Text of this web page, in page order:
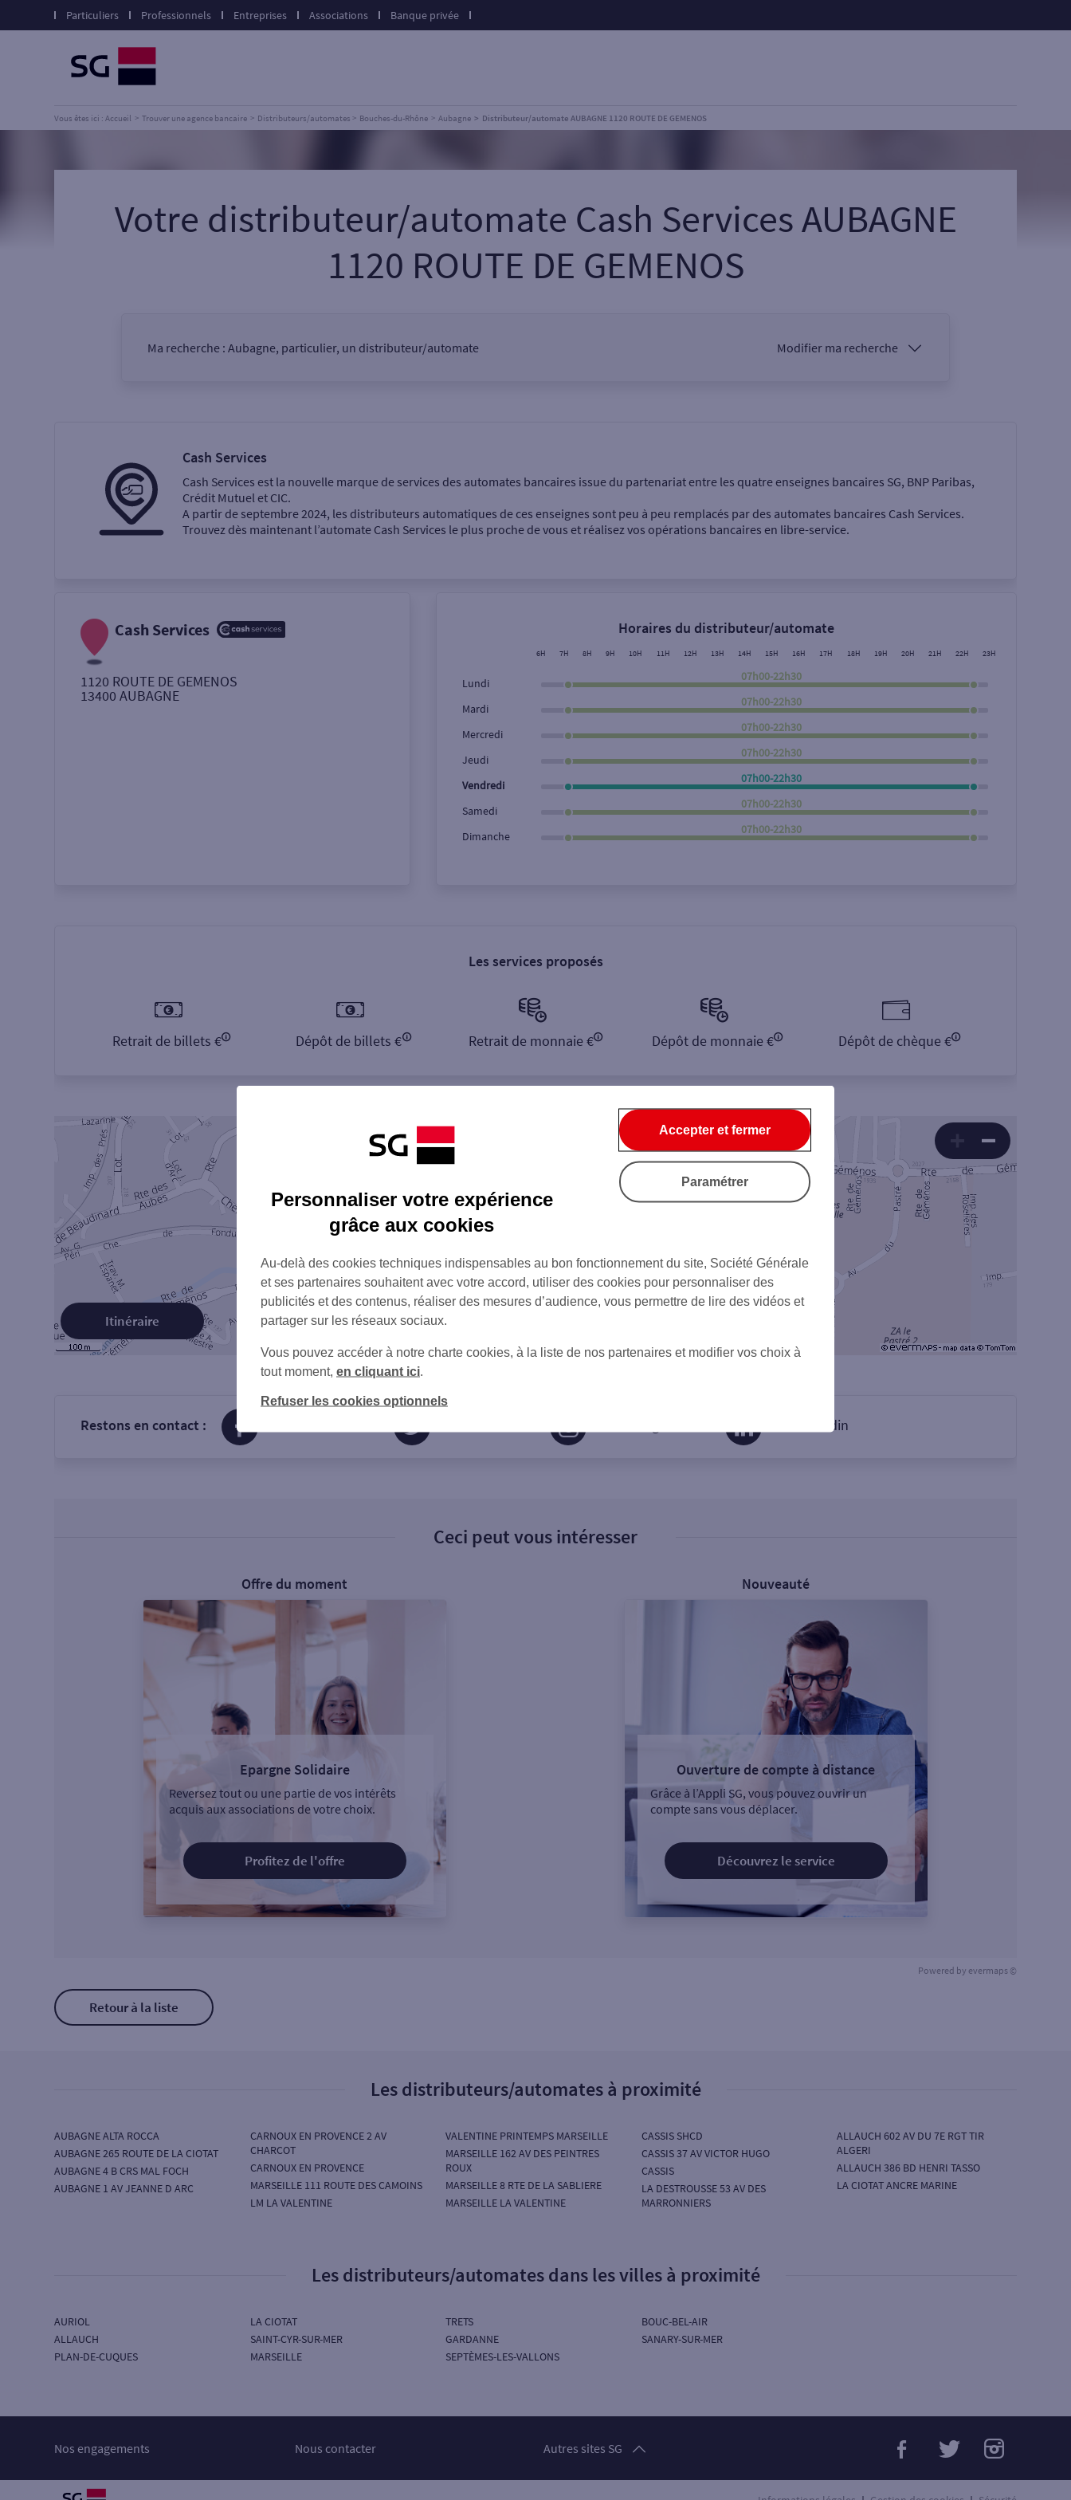
Particuliers Professionnels Entreprises Associations Banque privée
Vous êtes ici : Accueil Trouver une agence bancaire Distributeurs/automates Bouches-du-Rhône Aubagne Distributeur/automate AUBAGNE 1120 ROUTE DE GEMENOS
Votre distributeur/automate Cash Services AUBAGNE
1120 ROUTE DE GEMENOS
Ma recherche : Aubagne, particulier, un distributeur/automate Modifier ma recherche
Ma recherche
Retrait de billets €
Retrait de monnaie €
Rue Rechercher
Cash Services
Cash Services est la nouvelle marque de services des automates bancaires issue du partenariat entre les quatre enseignes bancaires SG, BNP Paribas,
Crédit Mutuel et CIC.
A partir de septembre 2024, les distributeurs automatiques de ces enseignes sont peu à peu remplacés par des automates bancaires Cash Services.
Trouvez dès maintenant l’automate Cash Services le plus proche de vous et réalisez vos opérations bancaires en libre-service.
Cash Services
1120 ROUTE DE GEMENOS
13400 AUBAGNE
Horaires du distributeur/automate
6H 7H 8H 9H 10H 11H 12H 13H 14H 15H 16H 17H 18H 19H 20H 21H 22H 23H
Lundi
07h00-22h30
Mardi
07h00-22h30
Mercredi
07h00-22h30
Jeudi
07h00-22h30
Vendredi
07h00-22h30
Samedi
07h00-22h30
Dimanche
07h00-22h30
Les services proposés
Retrait de billets € Dépôt de billets € Retrait de monnaie € Dépôt de monnaie € Dépôt de chèque €
Itinéraire
Restons en contact : sur Linkedin
Ceci peut vous intéresser
Offre du moment
Epargne Solidaire
Reversez tout ou une partie de vos intérêts
acquis aux associations de votre choix.
Profitez de l'offre
Nouveauté
Ouverture de compte à distance
Grâce à l’Appli SG, vous pouvez ouvrir un
compte sans vous déplacer.
Découvrez le service
Powered by evermaps ©
Retour à la liste
Les distributeurs/automates à proximité
AUBAGNE ALTA ROCCA
AUBAGNE 265 ROUTE DE LA CIOTAT
AUBAGNE 4 B CRS MAL FOCH
AUBAGNE 1 AV JEANNE D ARC
CARNOUX EN PROVENCE 2 AV
CHARCOT
CARNOUX EN PROVENCE
MARSEILLE 111 ROUTE DES CAMOINS
LM LA VALENTINE
VALENTINE PRINTEMPS MARSEILLE
MARSEILLE 162 AV DES PEINTRES
ROUX
MARSEILLE 8 RTE DE LA SABLIERE
MARSEILLE LA VALENTINE
CASSIS SHCD
CASSIS 37 AV VICTOR HUGO
CASSIS
LA DESTROUSSE 53 AV DES
MARRONNIERS
ALLAUCH 602 AV DU 7E RGT TIR
ALGERI
ALLAUCH 386 BD HENRI TASSO
LA CIOTAT ANCRE MARINE
Les distributeurs/automates dans les villes à proximité
AURIOL
ALLAUCH
PLAN-DE-CUQUES
LA CIOTAT
SAINT-CYR-SUR-MER
MARSEILLE
TRETS
GARDANNE
SEPTÈMES-LES-VALLONS
BOUC-BEL-AIR
SANARY-SUR-MER
Nos engagements Nous contacter Autres sites SG
Personnaliser votre expérience
grâce aux cookies
Au-delà des cookies techniques indispensables au bon fonctionnement du site, Société Générale
et ses partenaires souhaitent avec votre accord, utiliser des cookies pour personnaliser des
publicités et des contenus, réaliser des mesures d’audience, vous permettre de lire des vidéos et
partager sur les réseaux sociaux.
Vous pouvez accéder à notre charte cookies, à la liste de nos partenaires et modifier vos choix à
tout moment, en cliquant ici
Refuser les cookies optionnels
Accepter et fermer
Paramétrer